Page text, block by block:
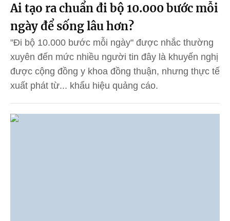
Ai tạo ra chuẩn đi bộ 10.000 bước mỗi
ngày để sống lâu hơn?
"Đi bộ 10.000 bước mỗi ngày" được nhắc thường
xuyên đến mức nhiều người tin đây là khuyến nghị
được cộng đồng y khoa đồng thuận, nhưng thực tế
xuất phát từ... khẩu hiệu quảng cáo.